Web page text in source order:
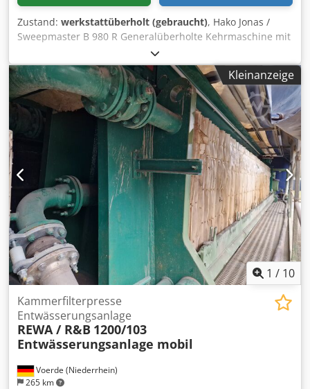
Zustand: werkstattüberholt (gebraucht), Hako Jonas /
Sweepmaster B 980 R Generalüberholte Kehrmaschine mit
komplettem Beleuchtungspaket mit 6 Monaten Garantie
und neuer DGUV V3 Prüfung samt Prüfprotokoll.
Arbeitsbreite mit zwei Seitenbesen: 120 cm
Zentralkehrwalze: 70 cm Flächenleistung max.: 5800 qm/h
Behälterinhalt: 60 l Antriebsart: Batterie Batterie V/Ah:
(24V) 4x 6V 240Ah GEL Verbaute Neuteile / durchgeführte
Reparaturen: - Alle Antriebsriemen neu - Alle Kugellager
neu - GEL- Batterien neu - Schwerlasträder neu - Alle
Gummileisten neu - Kastenfilter neu - Antriebsmotor
(Walze und seitenbesen) komplett überholt Chsdpfxsr E D
Dcj Aqxja - Fahrmotor komplett überholt - Kehreinheit
komplett überholt Darüber hinaus bieten wir: Service,
Reparatur und Vertrieb für alle gängigen Hako-Modelle.
Kleinanzeige
1 / 10
Voerde (Niederrhein)
265 km
Kammerfilterpresse
Entwässerungsanlage
REWA / R&B 1200/103
Entwässerungsanlage mobil